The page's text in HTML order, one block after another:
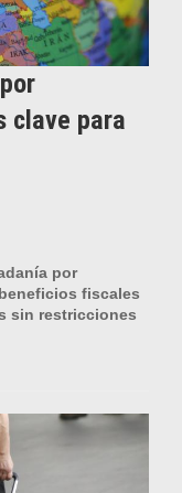
clave para
por
fiscales
sin restricciones